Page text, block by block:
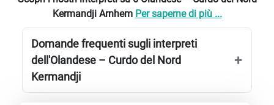
Kermandji Arnhem Per saperne di più ...
Domande frequenti sugli interpreti
dell'Olandese – Curdo del Nord
Kermandji